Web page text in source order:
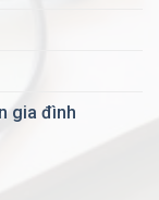
gia đình